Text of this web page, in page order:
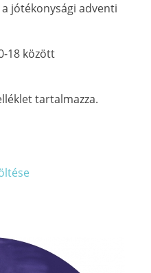
jótékonysági adventi
18 között
tartalmazza.